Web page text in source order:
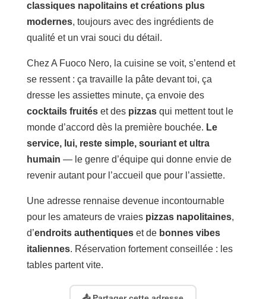
classiques napolitains et créations plus
modernes, toujours avec des ingrédients de
qualité et un vrai souci du détail.
Chez A Fuoco Nero, la cuisine se voit, s’entend et
se ressent : ça travaille la pâte devant toi, ça
dresse les assiettes minute, ça envoie des
cocktails fruitéset des pizzasqui mettent tout le
monde d’accord dès la première bouchée. Le
service, lui, reste simple, souriant et ultra
humain — le genre d’équipe qui donne envie de
revenir autant pour l’accueil que pour l’assiette.
Une adresse rennaise devenue incontournable
pour les amateurs de vraies pizzas napolitaines,
d’endroits authentiqueset de bonnes vibes
italiennes. Réservation fortement conseillée : les
tables partent vite.